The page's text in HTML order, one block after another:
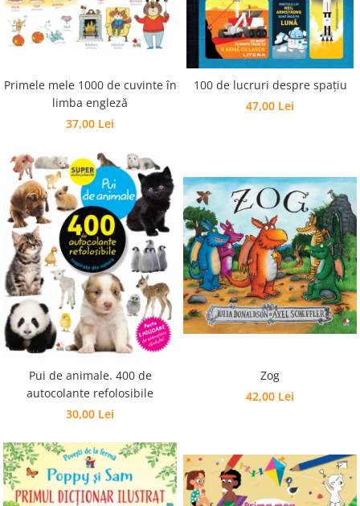
Primele mele 1000 de cuvinte în
limba engleză
37,00 Lei
100 de lucruri despre spațiu
47,00 Lei
Pui de animale. 400 de
autocolante refolosibile
30,00 Lei
Zog
42,00 Lei